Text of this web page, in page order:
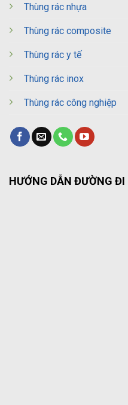
Thùng rác nhựa
Thùng rác composite
Thùng rác y tế
Thùng rác inox
Thùng rác công nghiệp
HƯỚNG DẪN ĐƯỜNG ĐI